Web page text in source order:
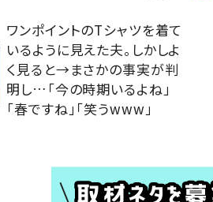
ワンポイントのTシャツを着て
いるように見えた夫。しかしよ
く見ると→まさかの事実が判
明し…「今の時期いるよね」
「春ですね」「笑うwww」